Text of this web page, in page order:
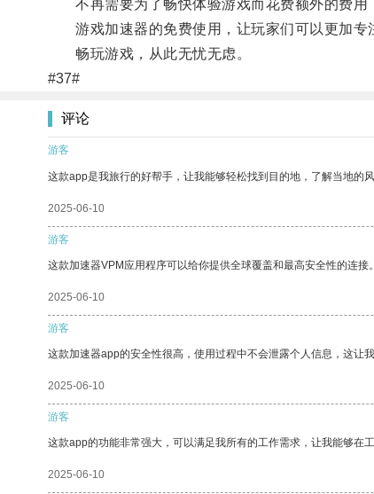
不再需要为了畅快体验游戏而花费额外的费用
游戏加速器的免费使用，让玩家们可以更加专
畅玩游戏，从此无忧无虑。
#37#
评论
游客
这款app是我旅行的好帮手，让我能够轻松找到目的地，了解当地的风
2025-06-10
游客
这款加速器VPM应用程序可以给你提供全球覆盖和最高安全性的连接。
2025-06-10
游客
这款加速器app的安全性很高，使用过程中不会泄露个人信息，这让
2025-06-10
游客
这款app的功能非常强大，可以满足我所有的工作需求，让我能够在工
2025-06-10